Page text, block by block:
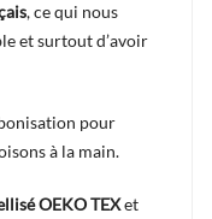
,ce qui nous
et surtout d’avoir
pour
à la main.
OEKO TEXet